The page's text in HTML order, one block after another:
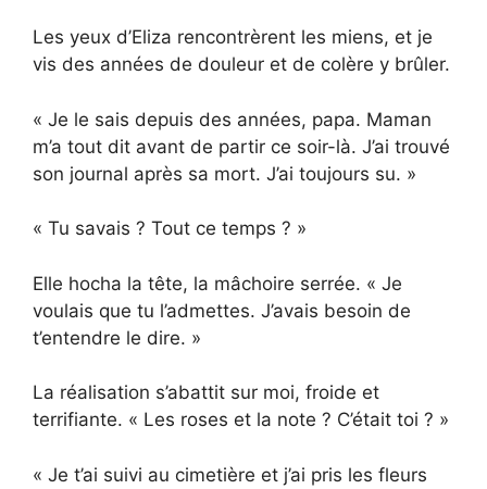
Les yeux d’Eliza rencontrèrent les miens, et je
vis des années de douleur et de colère y brûler.
« Je le sais depuis des années, papa. Maman
m’a tout dit avant de partir ce soir-là. J’ai trouvé
son journal après sa mort. J’ai toujours su. »
« Tu savais ? Tout ce temps ? »
Elle hocha la tête, la mâchoire serrée. « Je
voulais que tu l’admettes. J’avais besoin de
t’entendre le dire. »
La réalisation s’abattit sur moi, froide et
terrifiante. « Les roses et la note ? C’était toi ? »
« Je t’ai suivi au cimetière et j’ai pris les fleurs